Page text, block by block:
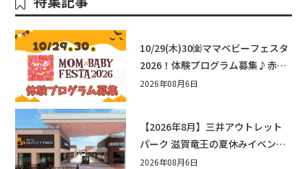
10/29(木)30㈮ママベビーフェスタ
2026！体験プログラム募集♪赤ち
ゃん向けイベントに出演しません
2026年08月6日
【2026年8月】三井アウトレット
パーク 滋賀竜王の夏休みイベント
まとめ！びしょぬれ水あそび・激
2026年08月6日